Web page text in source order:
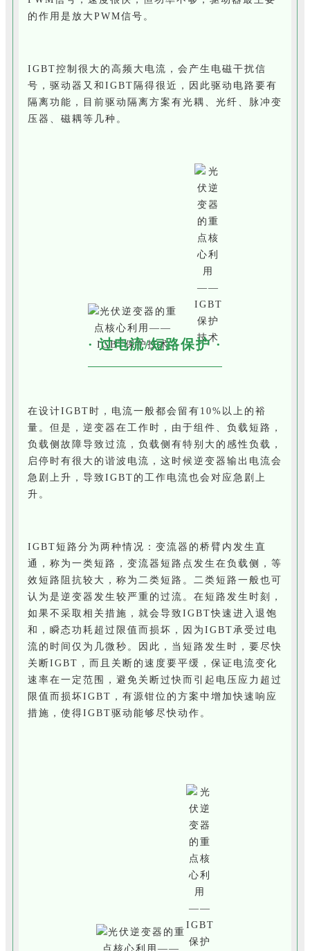
的作用是放大PWM信号。
IGBT控制很大的高频大电流，会产生电磁干扰信
号，驱动器又和IGBT隔得很近，因此驱动电路要有
隔离功能，目前驱动隔离方案有光耦、光纤、脉冲变
压器、磁耦等几种。
· 过电流/短路保护 ·
在设计IGBT时，电流一般都会留有10%以上的裕
量。但是，逆变器在工作时，由于组件、负载短路，
负载侧故障导致过流，负载侧有特别大的感性负载，
启停时有很大的谐波电流，这时候逆变器输出电流会
急剧上升，导致IGBT的工作电流也会对应急剧上
升。
IGBT短路分为两种情况：变流器的桥臂内发生直
通，称为一类短路，变流器短路点发生在负载侧，等
效短路阻抗较大，称为二类短路。二类短路一般也可
认为是逆变器发生较严重的过流。在短路发生时刻，
如果不采取相关措施，就会导致IGBT快速进入退饱
和，瞬态功耗超过限值而损坏，因为IGBT承受过电
流的时间仅为几微秒。因此，当短路发生时，要尽快
关断IGBT，而且关断的速度要平缓，保证电流变化
速率在一定范围，避免关断过快而引起电压应力超过
限值而损坏IGBT，有源钳位的方案中增加快速响应
措施，使得IGBT驱动能够尽快动作。